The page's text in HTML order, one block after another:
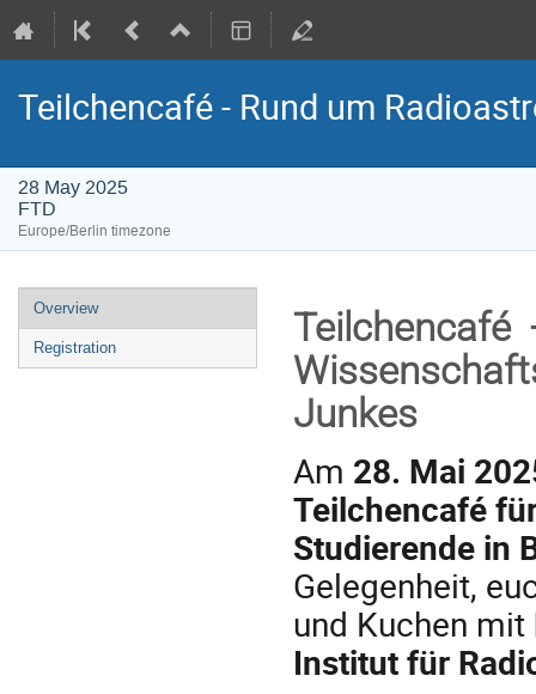
Teilchencafé - Rund um
28 May 2025
FTD
Europe/Berlin timezone
Event
menu
Overview
Registration
Teilchencafé
Junkes
Am 28. Mai
Teilchencafé
Studierende in
Gelegenheit,
und Kuchen mit
Institut für